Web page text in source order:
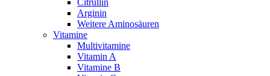
Citrullin
Arginin
Weitere Aminosäuren
Vitamine
Multivitamine
Vitamin A
Vitamine B